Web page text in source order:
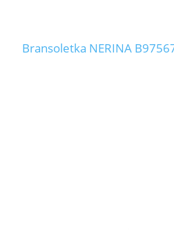
Bransoletka NERINA